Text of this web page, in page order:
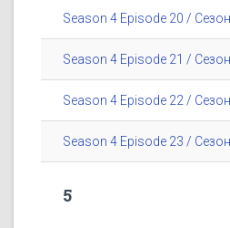
Season 4 Episode 20 /
Season 4 Episode 21 /
Season 4 Episode 22 /
Season 4 Episode 23 /
5